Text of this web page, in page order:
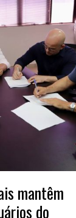
mantêm
do